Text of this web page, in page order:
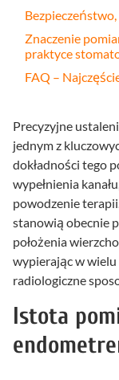
Znaczenie
praktyce
FAQ –
Precyzyjne
jednym z
dokładności tego
wypełnienia
powodzenie
stanowią obecnie
położenia
wypierając w wielu
radiologiczne
Istota